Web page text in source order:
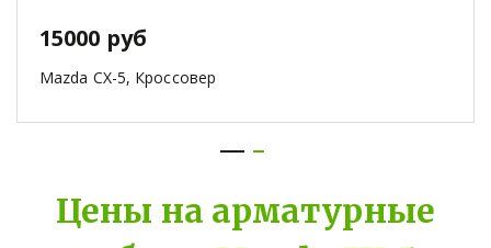
15000 руб
Mazda CX-5, Кроссовер
Цены на арматурные